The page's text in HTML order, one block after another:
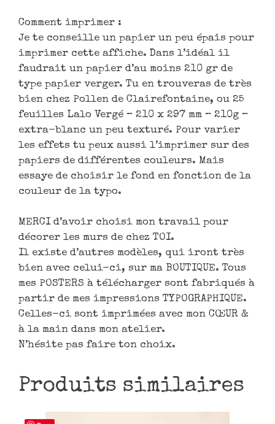
Comment imprimer :
Je te conseille un papier un peu épais pour
imprimer cette affiche. Dans l’idéal il
faudrait un papier d’au moins 210 gr de
type papier verger. Tu en trouveras de très
bien chez Pollen de Clairefontaine, ou 25
feuilles Lalo Vergé – 210 x 297 mm – 210g –
extra-blanc un peu texturé. Pour varier
les effets tu peux aussi l’imprimer sur des
papiers de différentes couleurs. Mais
essaye de choisir le fond en fonction de la
couleur de la typo.
MERCI d’avoir choisi mon travail pour
décorer les murs de chez TOI.
Il existe d’autres modèles, qui iront très
bien avec celui-ci, sur ma BOUTIQUE. Tous
mes POSTERS à télécharger sont fabriqués à
partir de mes impressions TYPOGRAPHIQUE.
Celles-ci sont imprimées avec mon CŒUR &
à la main dans mon atelier.
N’hésite pas faire ton choix.
Produits similaires